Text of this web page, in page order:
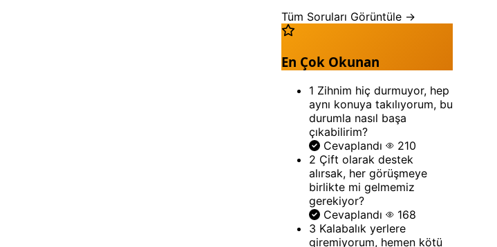
Tüm Soruları Görüntüle →
En Çok Okunan
1 Zihnim hiç durmuyor, hep
aynı konuya takılıyorum, bu
durumla nasıl başa
çıkabilirim?
Cevaplandı
210
2 Çift olarak destek
alırsak, her görüşmeye
birlikte mi gelmemiz
gerekiyor?
Cevaplandı
168
3 Kalabalık yerlere
giremiyorum, hemen kötü